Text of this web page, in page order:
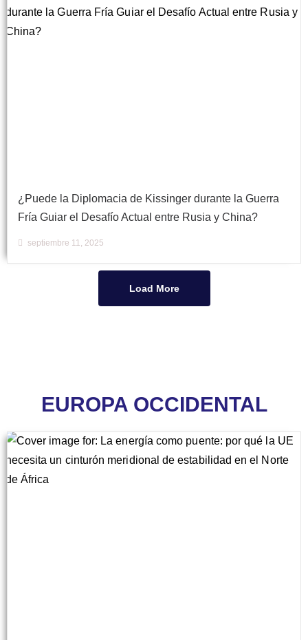
¿Puede la Diplomacia de Kissinger durante la Guerra
Fría Guiar el Desafío Actual entre Rusia y China?
septiembre 11, 2025
Load More
EUROPA OCCIDENTAL